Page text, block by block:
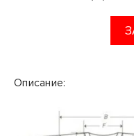
Описание: